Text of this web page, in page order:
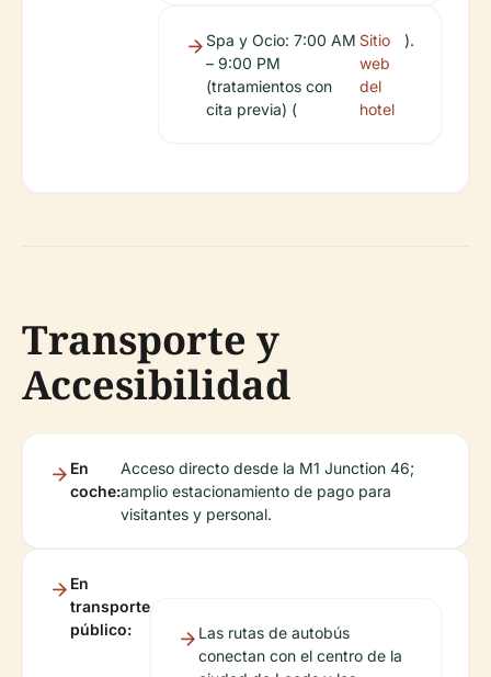
Spa y Ocio: 7:00 AM
– 9:00 PM
(tratamientos con
cita previa) (
Sitio
web
del
hotel
).
Transporte y
Accesibilidad
En
coche:
Acceso directo desde la M1 Junction 46;
amplio estacionamiento de pago para
visitantes y personal.
En
transporte
público:
Las rutas de autobús
conectan con el centro de la